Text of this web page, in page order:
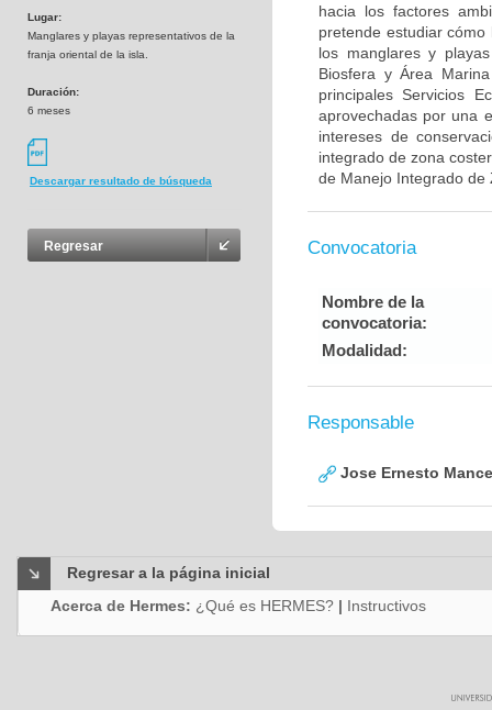
Lugar:
Manglares y playas representativos de la
franja oriental de la isla.
Duración:
6 meses
Descargar resultado de búsqueda
Regresar
hacia los factores
pretende estudiar
los manglares y
Biosfera y Área
principales Servicios
aprovechadas por una
intereses de
integrado de zona
de Manejo Integrado de
Convocatoria
Nombre de la
convocatoria:
Modalidad:
Responsable
Jose Ernesto
Regresar a la página inicial
Acerca de Hermes: ¿Qué es HERMES? | Instructivos